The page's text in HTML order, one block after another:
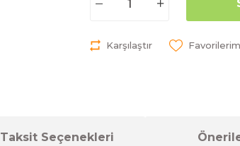
Karşılaştır
Taksit Seçenekleri